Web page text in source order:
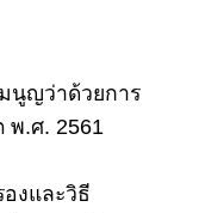
นูญว่าด้วยการ
พ.ศ. 2561
งและวิธี